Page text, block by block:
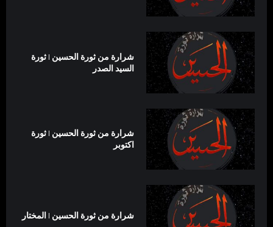
شرارة من ثورة الحسين | ثورة
السيد الصدر
شرارة من ثورة الحسين | ثورة
اكتوبر
شرارة من ثورة الحسين | المختار